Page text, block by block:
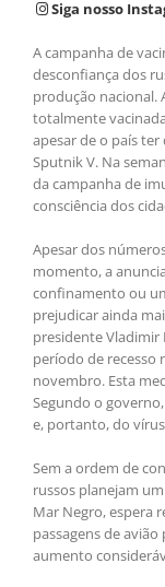
Siga nosso
A campanha de
desconfiança dos
produção nacional.
totalmente
apesar de o país
Sputnik V. Na
da campanha de
consciência dos
Apesar dos
momento, a
confinamento ou
prejudicar ainda
presidente
período de recesso
novembro. Esta
Segundo o
e, portanto, do
Sem a ordem de
russos planejam
Mar Negro, espera
passagens de
aumento